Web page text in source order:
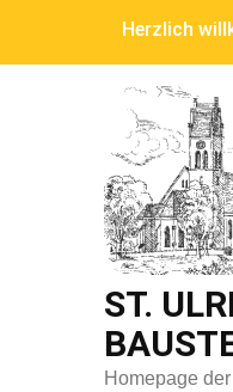
Herzlich
ST.
Homepage